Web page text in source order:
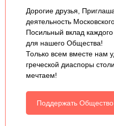
Дорогие друзья,
деятельность
Посильный вклад
для нашего Общества!
Только всем вместе нам
греческой диаспоры
мечтаем!
Поддержать Общество